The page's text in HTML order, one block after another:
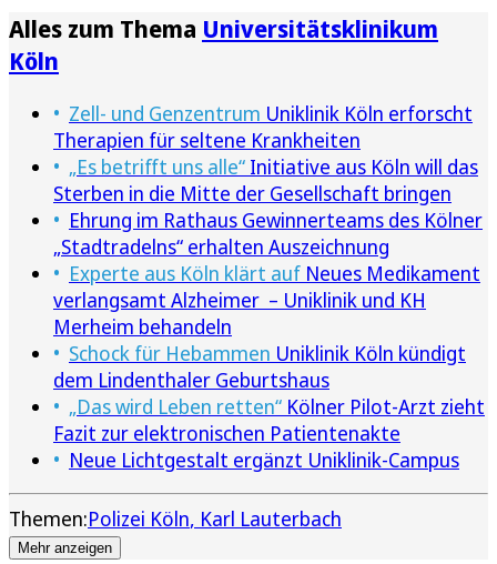
Alles zum Thema Universitätsklinikum
Köln
Zell- und Genzentrum Uniklinik Köln erforscht
Therapien für seltene Krankheiten
„Es betrifft uns alle“ Initiative aus Köln will das
Sterben in die Mitte der Gesellschaft bringen
Ehrung im Rathaus Gewinnerteams des Kölner
„Stadtradelns“ erhalten Auszeichnung
Experte aus Köln klärt auf Neues Medikament
verlangsamt Alzheimer – Uniklinik und KH
Merheim behandeln
Schock für Hebammen Uniklinik Köln kündigt
dem Lindenthaler Geburtshaus
„Das wird Leben retten“ Kölner Pilot-Arzt zieht
Fazit zur elektronischen Patientenakte
Neue Lichtgestalt ergänzt Uniklinik-Campus
Themen:Polizei Köln Karl Lauterbach
Mehr anzeigen